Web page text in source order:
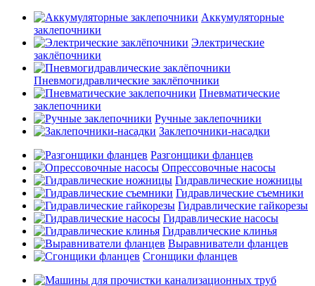
Аккумуляторные
заклепочники
Электрические
заклёпочники
Пневмогидравлические заклёпочники
Пневматические
заклепочники
Ручные заклепочники
Заклепочники-насадки
Разгонщики фланцев
Опрессовочные насосы
Гидравлические ножницы
Гидравлические съемники
Гидравлические гайкорезы
Гидравлические насосы
Гидравлические клинья
Выравниватели фланцев
Сгонщики фланцев